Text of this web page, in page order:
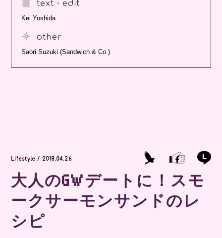
text・edit
Kei Yoshida
other
Saori Suzuki (Sandwich & Co.)
Lifestyle / 2018.04.26
大人のGWデートに！スモ
ークサーモンサンドのレ
シピ